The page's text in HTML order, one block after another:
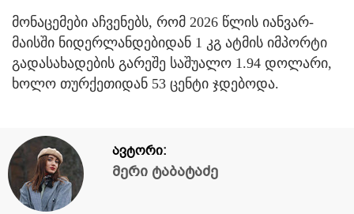
მონაცემები აჩვენებს, რომ 2026 წლის იანვარ-
მაისში ნიდერლანდებიდან 1 კგ ატმის იმპორტი
გადასახადების გარეშე საშუალო 1.94 დოლარი,
ხოლო თურქეთიდან 53 ცენტი ჯდებოდა.
ავტორი:
მერი ტაბატაძე